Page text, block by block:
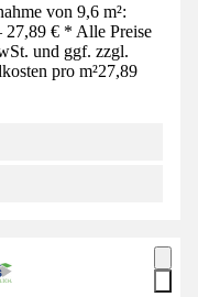
von 9,6 m²:
€ * Alle Preise
und ggf. zzgl.
pro m²27,89